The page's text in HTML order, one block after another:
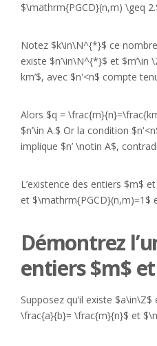
$\mathrm{PGCD}(n,m) \geq
Notez $k\in\N^{*}$ ce
existe $n’\in\N^{*}$ et $m’\in
km’$, avec $n'<n$ compte
Alors $q =
$n’\in A.$ Or la condition
implique $n’ \notin A$,
L’existence des entiers $m$
et $\mathrm{PGCD}(n,m)=1$
Démontrez
entiers $m$
Supposez qu’il existe
\frac{a}{b}= \frac{m}{n}$ et